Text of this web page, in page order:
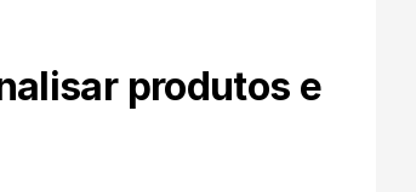
produtos e